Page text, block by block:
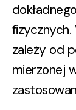
zależy od
mierzonej